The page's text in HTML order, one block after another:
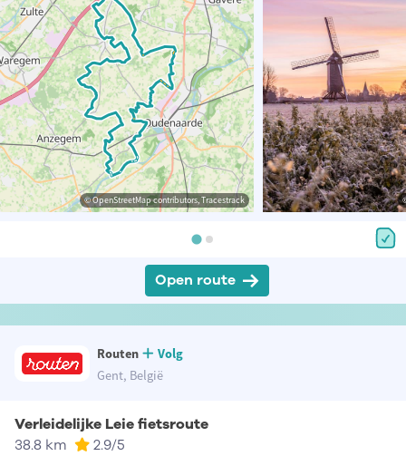
© OpenStreetMap contributors, Tracestrack
Open route
Routen
Volg
Gent, België
Verleidelijke Leie fietsroute
38.8 km 2.9/5